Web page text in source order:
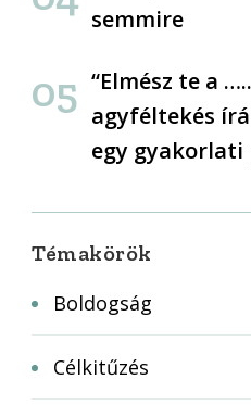
semmire
“Elmész te a
agyféltekés
egy gyakorlati
Témakörök
Boldogság
Célkitűzés